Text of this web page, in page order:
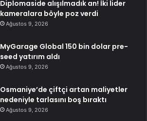
Diplomaside alışılmadık an! İki lider
kameralara böyle poz verdi
Ağustos 9, 2026
MyGarage Global 150 bin dolar pre-
seed yatırım aldı
Ağustos 9, 2026
Osmaniye’de çiftçi artan maliyetler
nedeniyle tarlasını boş bıraktı
Ağustos 9, 2026